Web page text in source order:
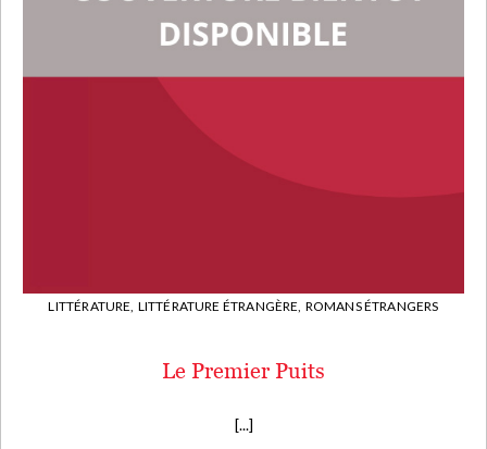
LITTÉRATURE, LITTÉRATURE ÉTRANGÈRE, ROMANS ÉTRANGERS
Le Premier Puits
[...]